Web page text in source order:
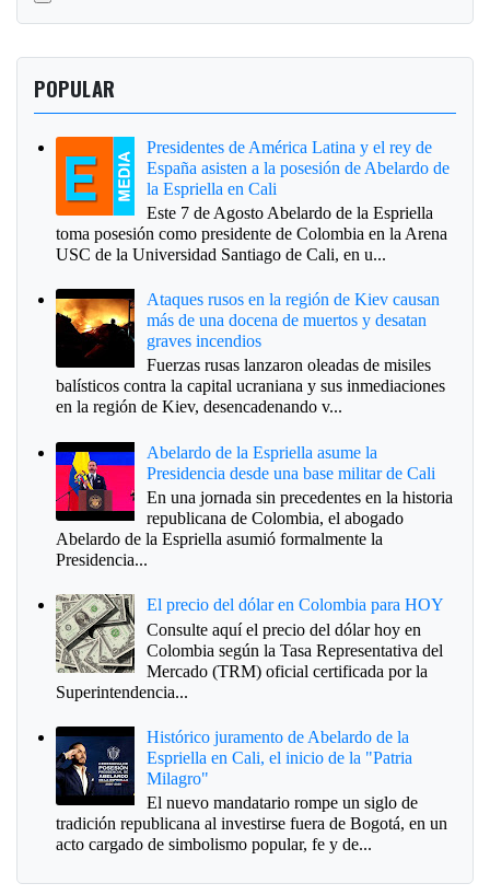
POPULAR
Presidentes de América Latina y el rey de
España asisten a la posesión de Abelardo de
la Espriella en Cali
Este 7 de Agosto Abelardo de la Espriella
toma posesión como presidente de Colombia en la Arena
USC de la Universidad Santiago de Cali, en u...
Ataques rusos en la región de Kiev causan
más de una docena de muertos y desatan
graves incendios
Fuerzas rusas lanzaron oleadas de misiles
balísticos contra la capital ucraniana y sus inmediaciones
en la región de Kiev, desencadenando v...
Abelardo de la Espriella asume la
Presidencia desde una base militar de Cali
En una jornada sin precedentes en la historia
republicana de Colombia, el abogado
Abelardo de la Espriella asumió formalmente la
Presidencia...
El precio del dólar en Colombia para HOY
Consulte aquí el precio del dólar hoy en
Colombia según la Tasa Representativa del
Mercado (TRM) oficial certificada por la
Superintendencia...
Histórico juramento de Abelardo de la
Espriella en Cali, el inicio de la "Patria
Milagro"
El nuevo mandatario rompe un siglo de
tradición republicana al investirse fuera de Bogotá, en un
acto cargado de simbolismo popular, fe y de...